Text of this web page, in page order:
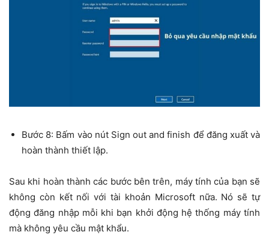
Bước 8: Bấm vào nút Sign out and finish để đăng xuất và
hoàn thành thiết lập.
Sau khi hoàn thành các bước bên trên, máy tính của bạn sẽ
không còn kết nối với tài khoản Microsoft nữa. Nó sẽ tự
động đăng nhập mỗi khi bạn khởi động hệ thống máy tính
mà không yêu cầu mật khẩu.